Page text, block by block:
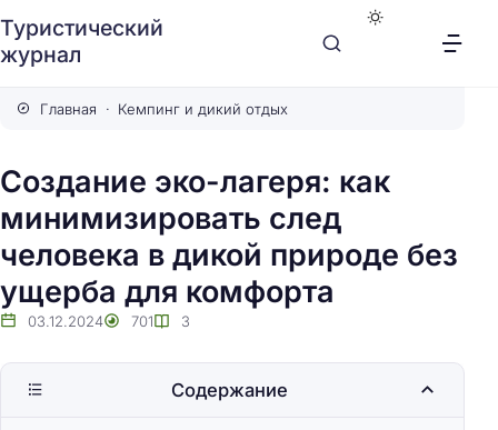
Туристический
журнал
Главная Кемпинг и дикий отдых
Создание эко-лагеря: как
минимизировать след
человека в дикой природе без
ущерба для комфорта
03.12.2024 701 3
Содержание